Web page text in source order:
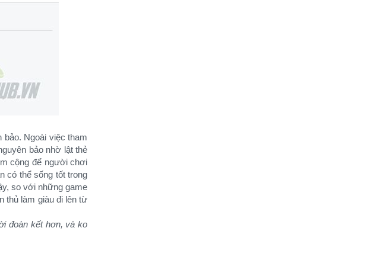
Ngoài việc tham
bảo nhờ lật thẻ
cộng để người chơi
có thể sống tốt trong
so với những game
thủ làm giàu đi lên từ
đoàn kết hơn, và ko